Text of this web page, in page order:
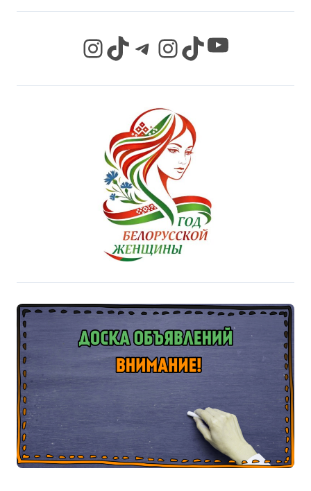
InstagramTikTok Telegram InstagramTikTok YouTube